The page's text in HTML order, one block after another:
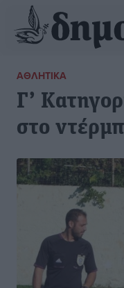
ΑΘΛΗΤΙΚΆ
Γ’
στο